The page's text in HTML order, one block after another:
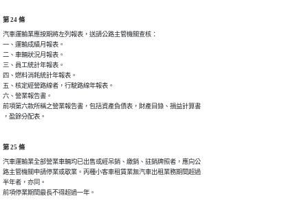
第 24 條
汽車運輸業應按期將左列報表，送請公路主管機關查核：
一、運輸成績月報表。
二、車輛狀況月報表。
三、員工統計年報表。
四、燃料消耗統計年報表。
五、核定經營路線者，行駛路線年報表。
六、營業報告書。
前項第六款所稱之營業報告書，包括資產負債表，財產目錄、損益計算書
，盈餘分配表。
第 25 條
汽車運輸業全部營業車輛均已出售或經吊銷、繳銷、註銷牌照者，應向公
路主管機關申請停業或歇業。丙種小客車租賃業無汽車出租業務期間超過
半年者，亦同。
前項停業期間最長不得超過一年。